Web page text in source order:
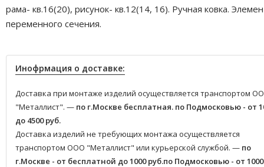
рама- кв.16(20), рисунок- кв.12(14, 16). Ручная ковка.
переменного сечения.
Инофрмация о доставке:
Доставка при монтаже изделий осуществляется транспортом
"Металлист". — по г.Москве бесплатная. по Подмосковью - от
до 4500 руб.
Доставка изделий не требующих монтажа осуществляется
транспортом ООО "Металлист" или курьерской службой. — по
г.Москве - от бесплатной до 1000 руб.по Подмосковью - от